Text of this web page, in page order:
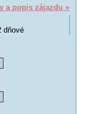
a popis zájazdu »
dňové